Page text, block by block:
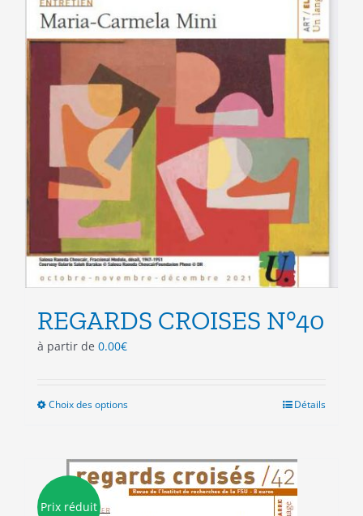
REGARDS CROISES N°40
à partir de 0.00€
Choix des optionsCe
plusieurs
variations.
Les
Détails
Prix réduit